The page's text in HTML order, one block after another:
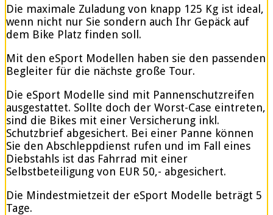
Die maximale Zuladung von knapp 125 Kg ist ideal,
wenn nicht nur Sie sondern auch Ihr Gepäck auf
dem Bike Platz finden soll.
Mit den eSport Modellen haben sie den passenden
Begleiter für die nächste große Tour.
Die eSport Modelle sind mit Pannenschutzreifen
ausgestattet. Sollte doch der Worst-Case eintreten,
sind die Bikes mit einer Versicherung inkl.
Schutzbrief abgesichert. Bei einer Panne können
Sie den Abschleppdienst rufen und im Fall eines
Diebstahls ist das Fahrrad mit einer
Selbstbeteiligung von EUR 50,- abgesichert.
Die Mindestmietzeit der eSport Modelle beträgt 5
Tage.